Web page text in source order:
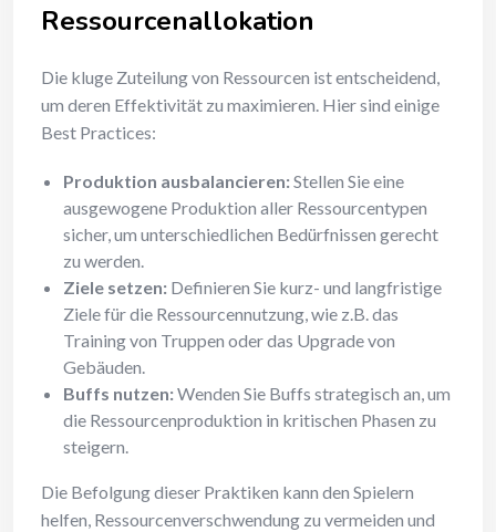
Ressourcenallokation
Die kluge Zuteilung von Ressourcen ist entscheidend,
um deren Effektivität zu maximieren. Hier sind einige
Best Practices:
Produktion ausbalancieren:Stellen Sie eine
ausgewogene Produktion aller Ressourcentypen
sicher, um unterschiedlichen Bedürfnissen gerecht
zu werden.
Ziele setzen: Definieren Sie kurz- und langfristige
Ziele für die Ressourcennutzung, wie z.B. das
Training von Truppen oder das Upgrade von
Gebäuden.
Buffs nutzen:Wenden Sie Buffs strategisch an, um
die Ressourcenproduktion in kritischen Phasen zu
steigern.
Die Befolgung dieser Praktiken kann den Spielern
helfen, Ressourcenverschwendung zu vermeiden und